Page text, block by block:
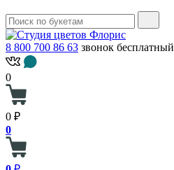
8 800 700 86 63 звонок бесплатный
0
0 ₽
0